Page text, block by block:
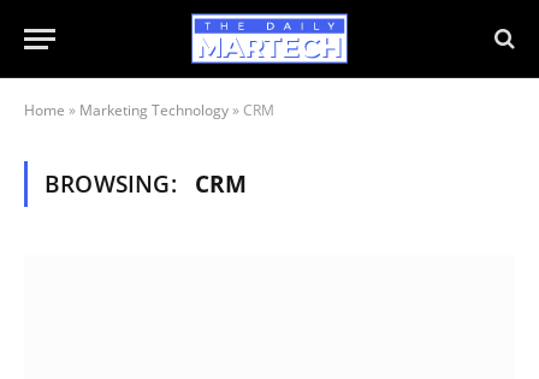
Home » Marketing Technology»CRM
BROWSING: CRM